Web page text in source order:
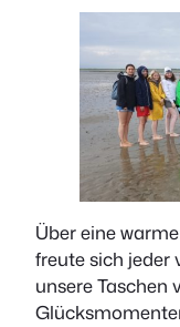
Über eine
freute sich jeder
unsere Taschen